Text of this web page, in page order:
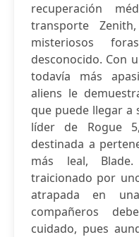
recuperación
transporte
misteriosos
desconocido. Con
todavía más
aliens le
que puede llegar a
líder de Rogue
destinada a
más leal,
traicionado por
atrapada en
compañeros
cuidado, pues